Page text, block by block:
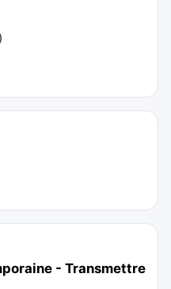
)
- Transmettre